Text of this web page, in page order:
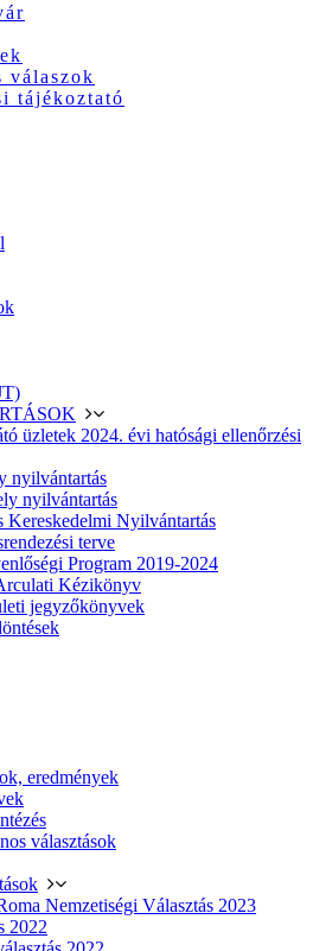
válaszok
tájékoztató
üzletek 2024. évi hatósági ellenőrzési
nyilvántartás
nyilvántartás
Kereskedelmi Nyilvántartás
terve
Program 2019-2024
Kézikönyv
jegyzőkönyvek
eredmények
választások
Nemzetiségi Választás 2023
2022